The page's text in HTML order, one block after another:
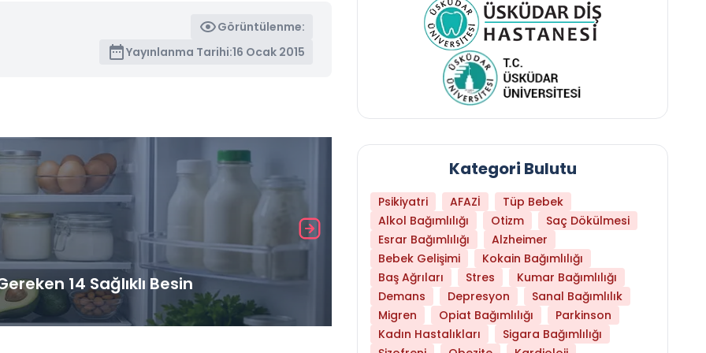
Görüntülenme:
Yayınlanma Tarihi:16 Ocak 2015
14 Sağlıklı Besin Hangi Yaşta Hangi Testi Yaptırmanız
Kategori Bulutu
Psikiyatri AFAZİ
Tüp Bebek
Alkol Bağımlılığı
Otizm
Saç Dökülmesi
Esrar Bağımlılığı
Alzheimer
Bebek Gelişimi
Kokain Bağımlılığı
Baş Ağrıları
Stres
Kumar Bağımlılığı
Demans
Depresyon
Sanal Bağımlılık
Migren
Opiat Bağımlılığı
Parkinson
Kadın Hastalıkları
Sigara Bağımlılığı